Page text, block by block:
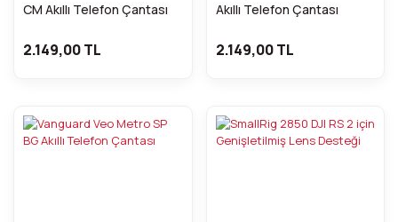
CM Akıllı Telefon Çantası
2.149,00 TL
Akıllı Telefon Çantası
2.149,00 TL